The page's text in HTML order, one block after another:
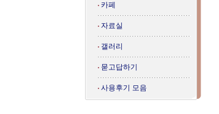
카페
자료실
갤러리
묻고답하기
사용후기 모음